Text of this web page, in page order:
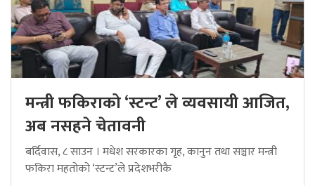
मन्त्री फकिराको ‘स्टन्ट’ ले व्यवसायी आजित,
अब नसहने चेतावनी
बर्दिवास, ८ साउन । मधेश सरकारका गृह, कानुन तथा सञ्चार मन्त्री
फकिरा महतोको ‘स्टन्ट’ले प्रदेशभरीकै